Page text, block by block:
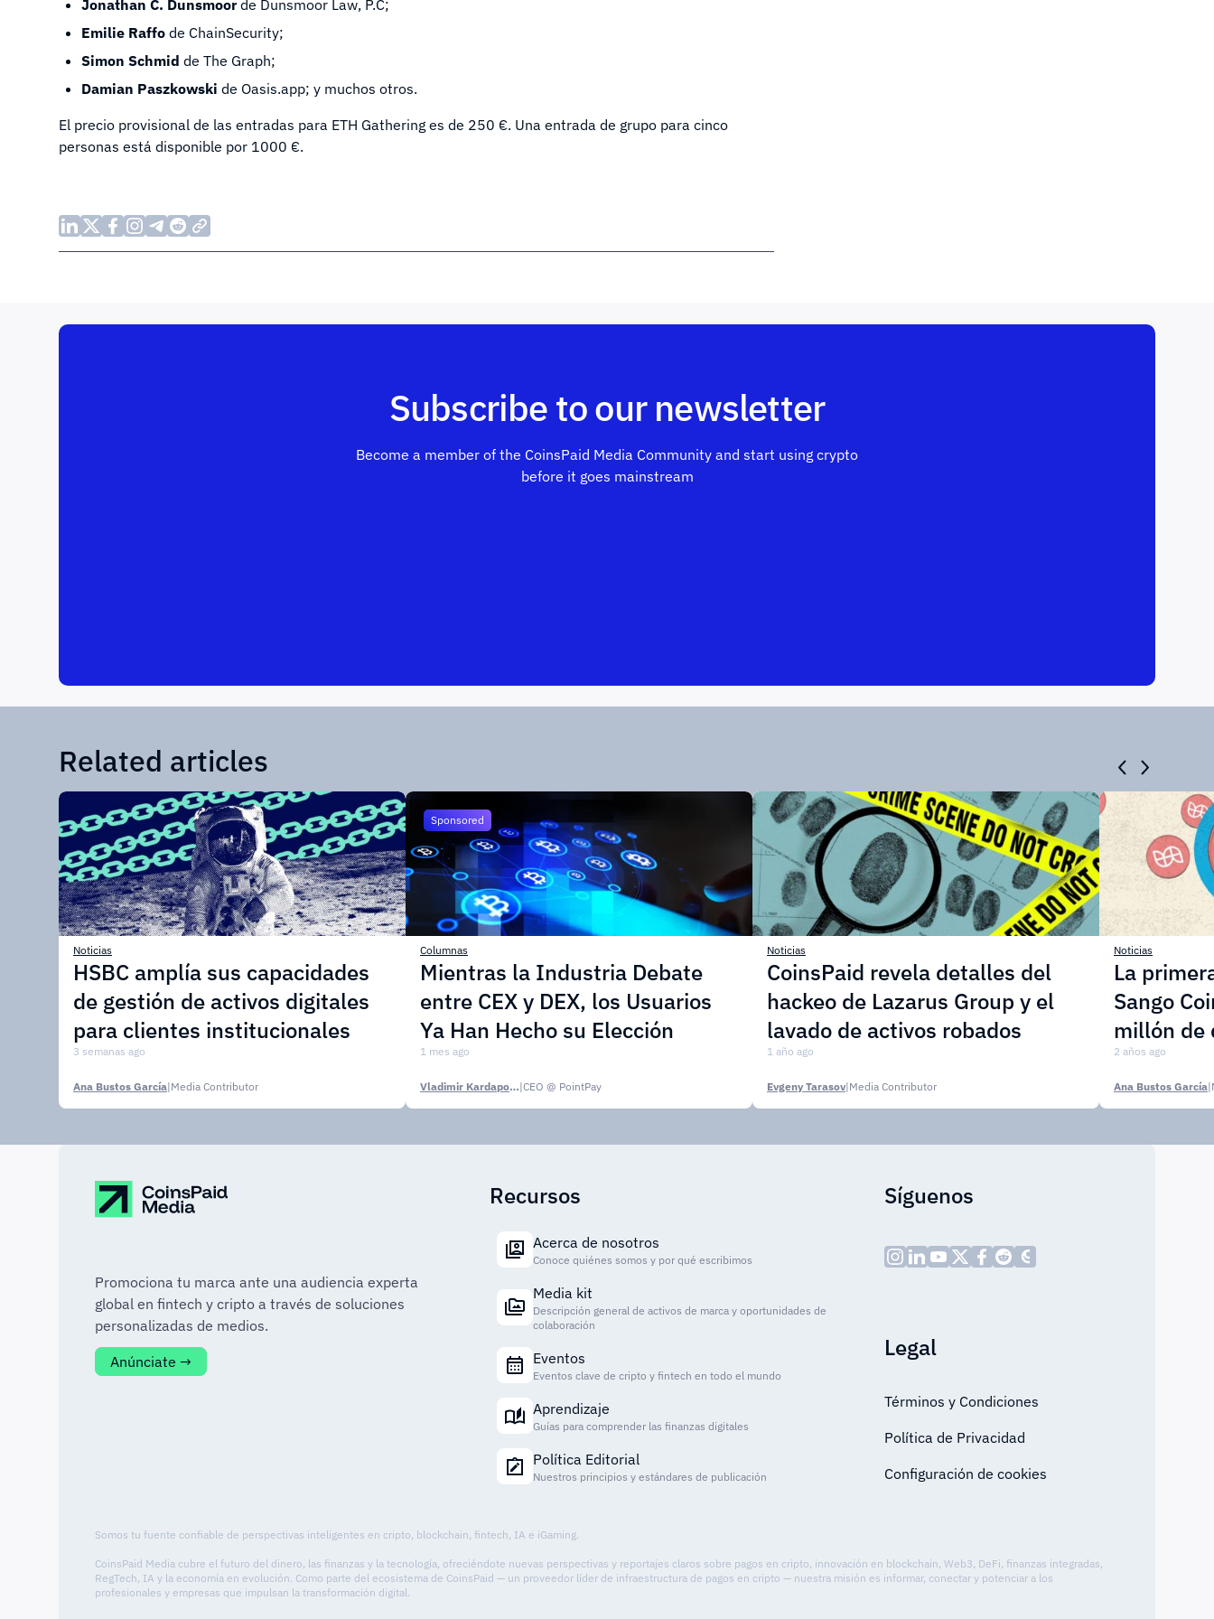
Jonathan C. Dunsmoorde Dunsmoor Law, P.C;
Emilie Raffo de ChainSecurity;
Simon Schmid de The Graph;
Damian Paszkowski de Oasis.app; y muchos otros.
El precio provisional de las entradas para ETH Gathering es de 250 €. Una entrada de grupo para cinco
personas está disponible por 1000 €.
Subscribe to our newsletter
Become a member of the CoinsPaid Media Community and start using crypto
before it goes mainstream
Related articles
Noticias
HSBC amplía sus capacidades
de gestión de activos digitales
para clientes institucionales
3 semanas ago
Ana Bustos García|Media Contributor
Sponsored
Columnas
Mientras la Industria Debate
entre CEX y DEX, los Usuarios
Ya Han Hecho su Elección
1 mes ago
Vladimir Kardapoltsev|CEO @ PointPay
Noticias
CoinsPaid revela detalles del
hackeo de Lazarus Group y el
lavado de activos robados
1 año ago
Evgeny Tarasov|Media Contributor
Noticias
La
Sango
millón de
2 años ago
Ana Bustos García|
Promociona tu marca ante una audiencia experta
global en fintech y cripto a través de soluciones
personalizadas de medios.
Anúnciate →
Recursos
Acerca de nosotros
Conoce quiénes somos y por qué escribimos
Media kit
Descripción general de activos de marca y oportunidades de
colaboración
Eventos
Eventos clave de cripto y fintech en todo el mundo
Aprendizaje
Guías para comprender las finanzas digitales
Política Editorial
Nuestros principios y estándares de publicación
Síguenos
Legal
Términos y Condiciones
Política de Privacidad
Configuración de cookies
Somos tu fuente confiable de perspectivas inteligentes en cripto, blockchain, fintech, IA e iGaming.
CoinsPaid Media cubre el futuro del dinero, las finanzas y la tecnología, ofreciéndote nuevas perspectivas y reportajes claros sobre pagos en cripto, innovación en blockchain, Web3, DeFi, finanzas integradas,
RegTech, IA y la economía en evolución. Como parte del ecosistema de CoinsPaid — un proveedor líder de infraestructura de pagos en cripto — nuestra misión es informar, conectar y potenciar a los
profesionales y empresas que impulsan la transformación digital.